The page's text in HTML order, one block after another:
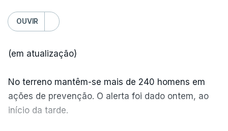
OUVIR
(em atualização)
No terreno mantêm-se mais de 240 homens em
ações de prevenção. O alerta foi dado ontem, ao
início da tarde.